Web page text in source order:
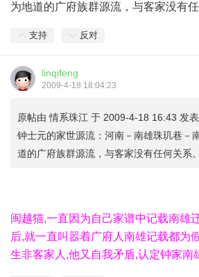
为地道的广府族群源流，与客家没有任
支持 反对
linqifeng
2009-4-18 18:04:23
原帖由情系珠江 于 2009-4-18 16:43 发表
钟士元的家世源流：河南－南雄珠玑巷－
道的广府族群源流，与客家没有任何关系。
闽越猫,一直因为自己家谱中记载南雄
后,就一直叫嚣着广府人南雄记载都为
生非客家人,他又自我矛盾,认定钟家南